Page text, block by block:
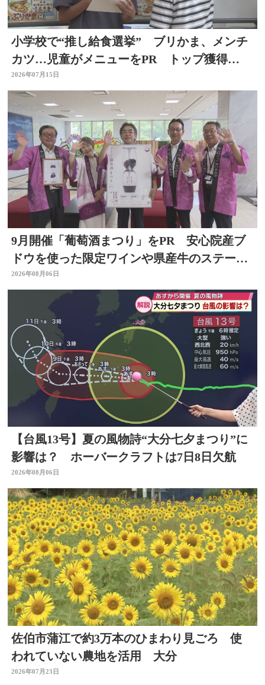
小学校で“推し給食選挙” ブリかま、メンチ
カツ…児童がメニューをPR トップ獲得
は？ 選挙を身近に
2026年07月15日
9月開催「葡萄酒まつり」をPR 安心院産ブ
ドウを使った限定ワインや県産牛のステーキ
など 大分
2026年08月06日
【台風13号】夏の風物詩“大分七夕まつり”に
影響は？ ホーバークラフトは7日8日欠航
2026年08月06日
佐伯市蒲江で約3万本のひまわり見ごろ 使
われていない農地を活用 大分
2026年07月23日